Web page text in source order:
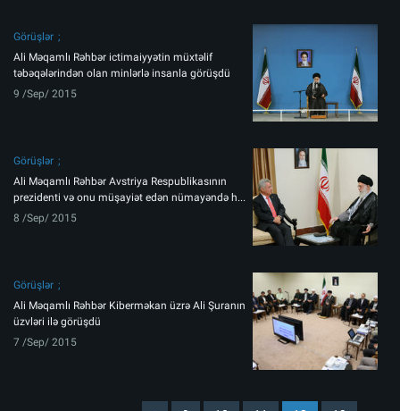
Görüşlər
Ali Məqamlı Rəhbər ictimaiyyətin müxtəlif
təbəqələrindən olan minlərlə insanla görüşdü
9 /Sep/ 2015
Görüşlər
Ali Məqamlı Rəhbər Avstriya Respublikasının
prezidenti və onu müşayiət edən nümayəndə h...
8 /Sep/ 2015
Görüşlər
Ali Məqamlı Rəhbər Kiberməkan üzrə Ali Şuranın
üzvləri ilə görüşdü
7 /Sep/ 2015